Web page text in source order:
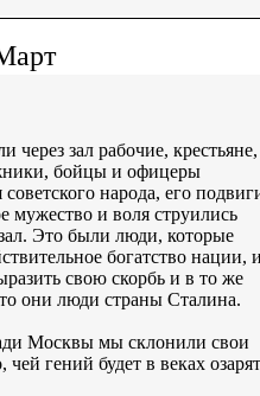
зал рабочие, крестьяне,
бойцы и офицеры
народа, его
мужество и воля струились
Это были люди, которые
богатство нации,
свою скорбь и в то же
они люди страны Сталина.
Москвы мы склонили свои
гений будет в веках